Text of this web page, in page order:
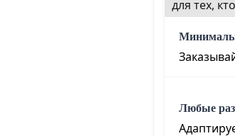
для тех,
Любые